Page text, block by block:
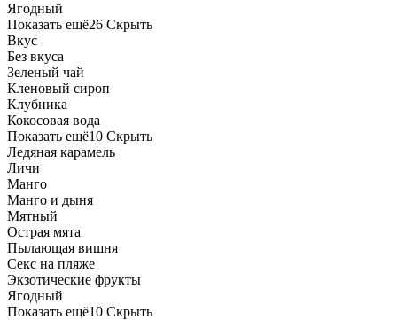
Ягодный
Показать ещё26 Скрыть
Вкус
Без вкуса
Зеленый чай
Кленовый сироп
Клубника
Кокосовая вода
Показать ещё10 Скрыть
Ледяная карамель
Личи
Манго
Манго и дыня
Мятный
Острая мята
Пылающая вишня
Секс на пляже
Экзотические фрукты
Ягодный
Показать ещё10 Скрыть